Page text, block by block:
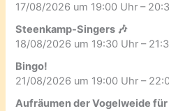
17/08/2026 um 19:00 Uhr –
Steenkamp-Singers 🎶
18/08/2026 um 19:30 Uhr –
Bingo!
21/08/2026 um 19:00 Uhr –
Aufräumen der Vogelweide